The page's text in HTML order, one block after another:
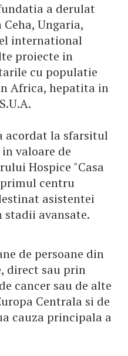
a derulat
Ungaria,
international
proiecte in
cu populatie
Africa, hepatita in
acordat la sfarsitul
valoare de
Hospice "Casa
centru
asistentei
stadii avansate.
de persoane din
direct sau prin
cancer sau de alte
Centrala si de
cauza principala a